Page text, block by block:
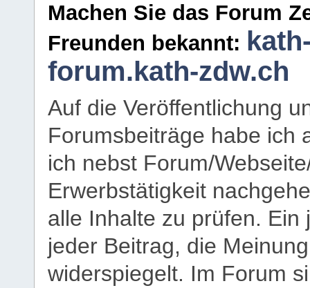
Machen Sie das Forum
Freunden bekannt:
forum.kath-zdw.ch
Auf die Veröffentlichung
Forumsbeiträge habe ich
ich nebst Forum/
Erwerbstätigkeit
alle Inhalte zu prüfen.
jeder Beitrag, die
widerspiegelt. Im Forum